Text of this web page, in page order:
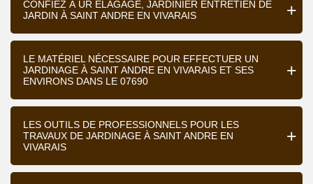
CONFIEZ À UR ELAGAGE, JARDINIER ENTRETIEN DE
JARDIN À SAINT ANDRE EN VIVARAIS
LE MATÉRIEL NÉCESSAIRE POUR EFFECTUER UN
JARDINAGE À SAINT ANDRE EN VIVARAIS ET SES
ENVIRONS DANS LE 07690
LES OUTILS DE PROFESSIONNELS POUR LES
TRAVAUX DE JARDINAGE À SAINT ANDRE EN
VIVARAIS